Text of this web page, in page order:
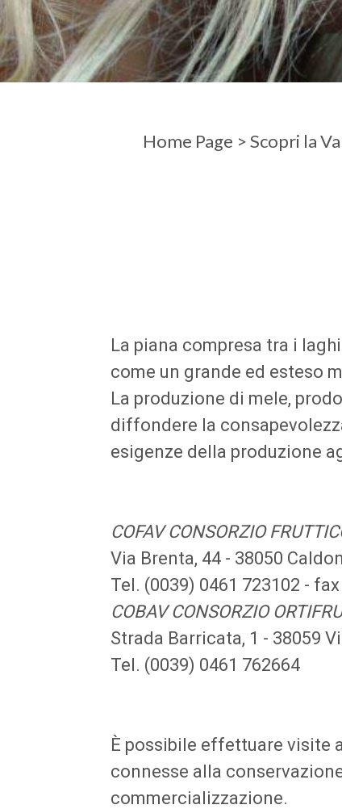
ARRIVO
Home Page >Scopri la
La piana compresa tra i
come un grande ed esteso
La produzione di mele,
diffondere la
esigenze della produzione
COFAV CONSORZIO
Via Brenta, 44 - 38050
Tel. (0039) 0461 723102 -
COBAV CONSORZIO
Strada Barricata, 1 - 38059
Tel. (0039) 0461 762664
È possibile effettuare visite
connesse alla
commercializzazione.